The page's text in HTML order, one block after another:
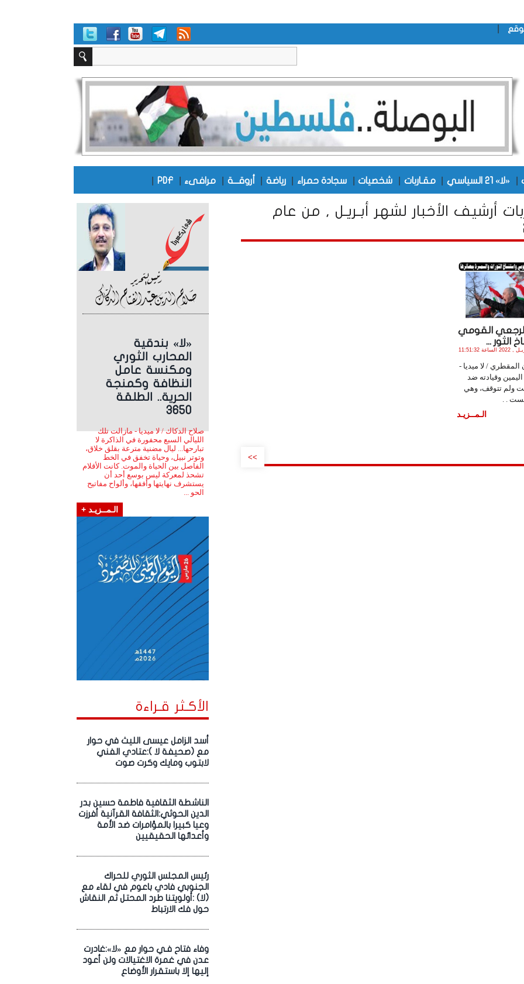
«لا» 21 السياسي مقـاربات شخصيات سجادة حمراء رياضة أروقـــة مرافىء PDF
«لا» بندقية
المحارب الثوري
ومكنسة عامل
النظافة وكمنجة
الحرية.. الطلقة
3650
صلاح الدكاك / لا ميديا - مازالت تلك
الليالي السبع محفورة في الذاكرة لا
تبارحها... ليال مضنية مترعة بقلق خلاق،
وتوتر نبيل، وحياة تخفق في الخط
الفاصل بين الحياة والموت. كانت الأقلام
تشحذ لمعركة ليس بوسع أحد أن
يستشرف نهايتها وأفقها، وألواح مفاتيح
الحو ...
الـمــزيـد +
الأكـثر قـراءة
أسد الزامل عيسى الليث في حوار
مع (صحيفة لا ):عتادي الفني
لابتوب ومايك وكرت صوت
الناشطة الثقافية فاطمة حسين بدر
الدين الحوثي:الثقافة القرآنية أفرزت
وعيا كبيرا بالمؤامرات ضد الأمة
وأعدائها الحقيقيين
رئيس المجلس الثوري للحراك
الجنوبي فادي باعوم في لقاء مع
(لا) :أولويتنا طرد المحتل ثم النقاش
حول فك الارتباط
وفاء فتاح فـي حوار مع «لا»:غادرت
عدن في غمرة الاغتيالات ولن أعود
إليها إلا باستقرار الأوضاع
أرشيف الأخبار لشهر أبـريـل , من عام
الرجعي القومي
الثور ...
الأثنين , 4 أبـريـل , 2022 الساعة 11:51:32
المقطري / لا ميديا -
وقيادته ضد
ولم تتوقف، وهي
. .
الـمــزيـد
>>